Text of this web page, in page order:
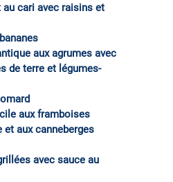
au cari avec raisins et
aux agrumes avec
de terre et légumes-
aux framboises
et aux canneberges
avec sauce au